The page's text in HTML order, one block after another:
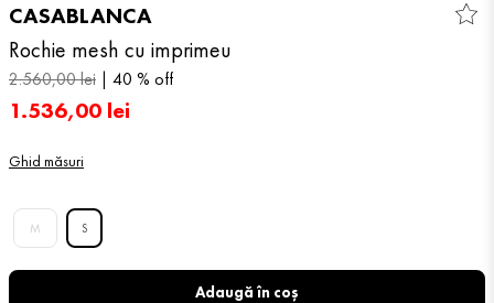
CASABLANCA
Rochie mesh cu imprimeu
2.560,00lei 40 % off
1.536,00 lei
Ghid măsuri
M S
Adaugă în coș